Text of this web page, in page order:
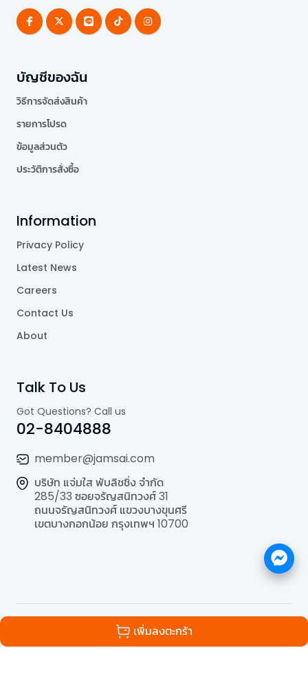
เพิ่มลงตะกร้า
บัญชีของฉัน
วิธีการจัดส่งสินค้า
รายการโปรด
ข้อมูลส่วนตัว
ประวัติการสั่งซื้อ
Information
Privacy Policy
Latest News
Careers
Contact Us
About
Talk To Us
Got Questions? Call us
02-8404888
member@jamsai.com
บริษัท แจ่มใส พับลิชชิ่ง จำกัด
285/33 ซอยจรัญสนิทวงศ์ 31
ถนนจรัญสนิทวงศ์ แขวงบางขุนศรี
เขตบางกอกน้อย กรุงเทพฯ 10700
All Rights Reserved | Powered by
Publishing Co.,Ltd..